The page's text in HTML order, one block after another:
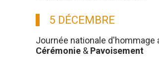
5 DÉCEMBRE
Journée nationale d'hommage
Cérémonie & Pavoisement